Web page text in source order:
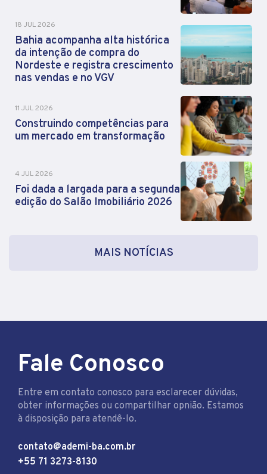
18 JUL 2026
Bahia acompanha alta histórica
da intenção de compra do
Nordeste e registra crescimento
nas vendas e no VGV
11 JUL 2026
Construindo competências para
um mercado em transformação
4 JUL 2026
Foi dada a largada para a segunda
edição do Salão Imobiliário 2026
MAIS NOTÍCIAS
Fale Conosco
Entre em contato conosco para esclarecer dúvidas,
obter informações ou compartilhar opnião. Estamos
à disposição para atendê-lo.
contato@ademi-ba.com.br
+55 71 3273-8130